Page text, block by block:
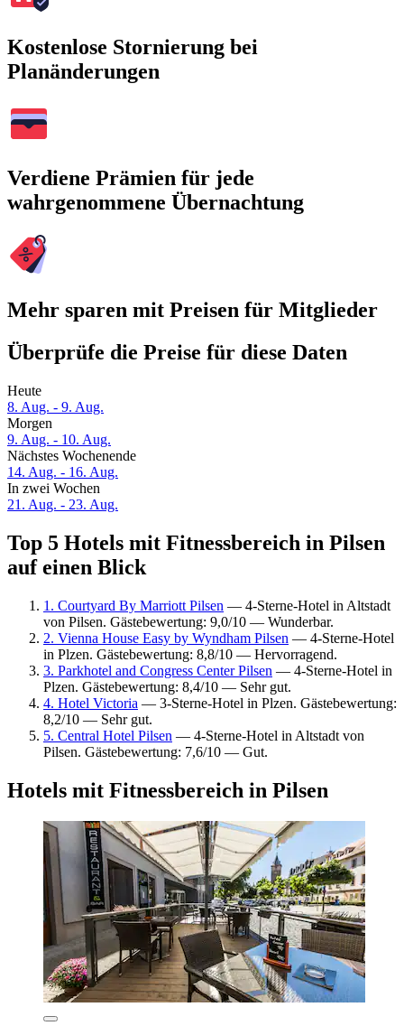
Kostenlose Stornierung bei
Planänderungen
Verdiene Prämien für jede
wahrgenommene Übernachtung
Mehr sparen mit Preisen für Mitglieder
Überprüfe die Preise für diese Daten
Heute
8. Aug. - 9. Aug.
Morgen
9. Aug. - 10. Aug.
Nächstes Wochenende
14. Aug. - 16. Aug.
In zwei Wochen
21. Aug. - 23. Aug.
Top 5 Hotels mit Fitnessbereich in Pilsen
auf einen Blick
1. Courtyard By Marriott Pilsen — 4-Sterne-Hotel in Altstadt
von Pilsen. Gästebewertung: 9,0/10 — Wunderbar.
2. Vienna House Easy by Wyndham Pilsen — 4-Sterne-Hotel
in Plzen. Gästebewertung: 8,8/10 — Hervorragend.
3. Parkhotel and Congress Center Pilsen — 4-Sterne-Hotel in
Plzen. Gästebewertung: 8,4/10 — Sehr gut.
4. Hotel Victoria — 3-Sterne-Hotel in Plzen. Gästebewertung:
8,2/10 — Sehr gut.
5. Central Hotel Pilsen — 4-Sterne-Hotel in Altstadt von
Pilsen. Gästebewertung: 7,6/10 — Gut.
Hotels mit Fitnessbereich in Pilsen